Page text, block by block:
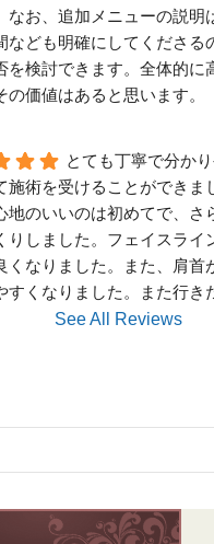
なお、追加メニューの説明
なども明確にしてくださる
を検討できます。全体的に
の価値はあると思います。
とても丁寧で分かり
施術を受けることができま
地のいいのは初めてで、さ
りしました。フェイスライ
くなりました。また、肩首
すくなりました。また行き
See All Reviews